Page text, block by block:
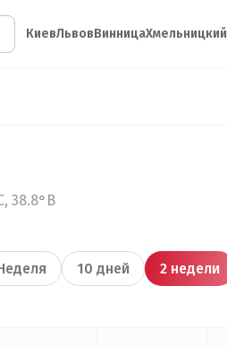
КиевЛьвовВинницаХмельницкий
38.8°В
10 дней 2 недели